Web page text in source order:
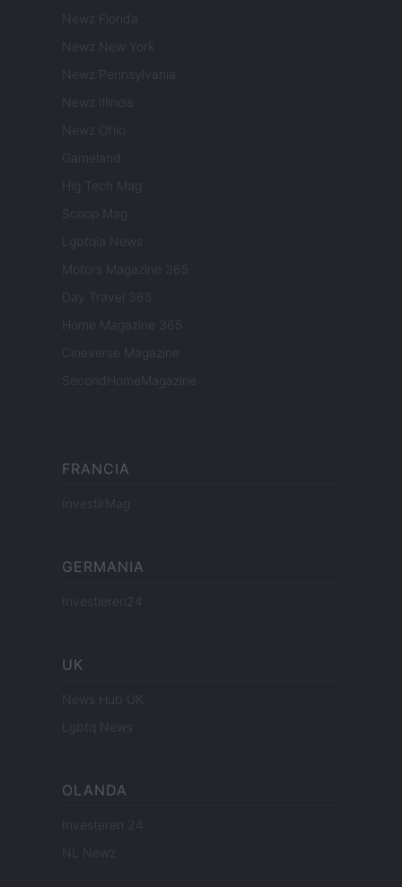
Newz Florida
Newz New York
Newz Pennsylvania
Newz Illinois
Newz Ohio
Gameland
Hig Tech Mag
Scoop Mag
Lgbtqia News
Motors Magazine 365
Day Travel 365
Home Magazine 365
Cineverse Magazine
SecondHomeMagazine
FRANCIA
InvestirMag
GERMANIA
Investieren24
UK
News Hub UK
Lgbtq News
OLANDA
Investeren 24
NL Newz